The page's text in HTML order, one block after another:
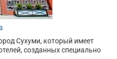
Сухуми, который имеет
созданных специально